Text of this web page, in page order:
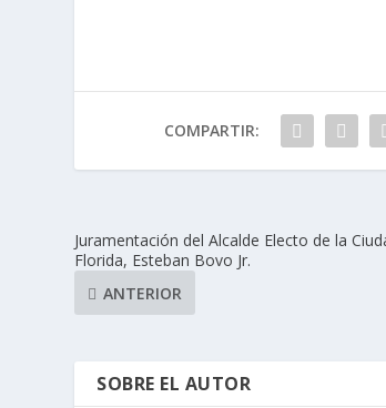
COMPARTIR:
Juramentación del Alcalde Electo de la
Florida, Esteban Bovo Jr.
ANTERIOR
SOBRE EL AUTOR